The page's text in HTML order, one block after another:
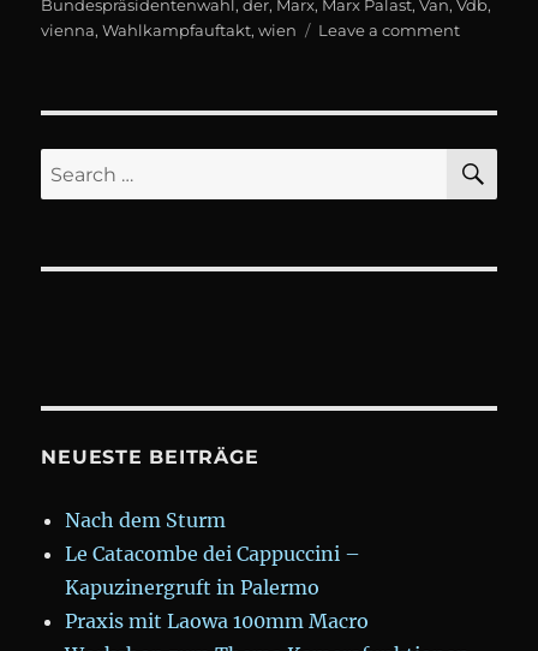
Bundespräsidentenwahl,der, Marx, Marx Palast,Van,Vdb,
vienna,Wahlkampfauftakt,wien Leave a commenton
Bellen
Search
for:
NEUESTE BEITRÄGE
Nach dem Sturm
Le Catacombe dei Cappuccini –
Kapuzinergruft in Palermo
Praxis mit Laowa 100mm Macro